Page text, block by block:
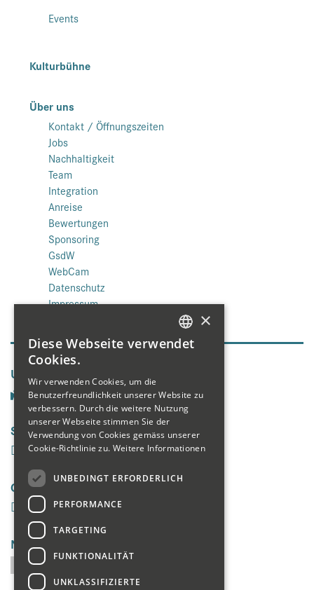
Events
Kulturbühne
Über uns
Kontakt / Öffnungszeiten
Jobs
Nachhaltigkeit
Team
Integration
Anreise
Bewertungen
Sponsoring
GsdW
WebCam
Datenschutz
Impressum
Unsere Seiten
Social Media
Galerie
Newsletter
GERMAN
FRENCH
×
Diese Webseite verwendet
Cookies.
Wir verwenden Cookies, um die
Benutzerfreundlichkeit unserer Website zu
verbessern. Durch die weitere Nutzung
unserer Webseite stimmen Sie der
Verwendung von Cookies gemäss unserer
Cookie-Richtlinie zu. Weitere Informationen
UNBEDINGT ERFORDERLICH
PERFORMANCE
TARGETING
FUNKTIONALITÄT
UNKLASSIFIZIERTE